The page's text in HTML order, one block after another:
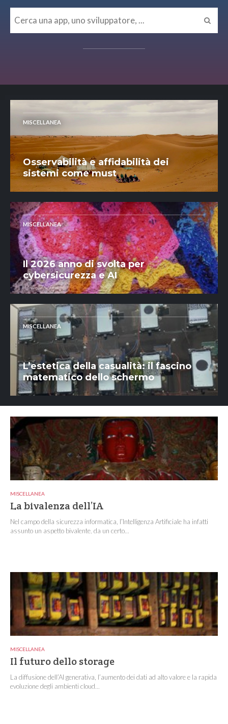
MISCELLANEA
Osservabilità e affidabilità dei
sistemi come must
MISCELLANEA
Il 2026 anno di svolta per
cybersicurezza e AI
MISCELLANEA
L’estetica della casualità: il fascino
matematico dello schermo
MISCELLANEA
La bivalenza dell’IA
Nel campo della sicurezza informatica, l’Intelligenza Artificiale ha infatti
assunto un aspetto bivalente, da un certo...
MISCELLANEA
Il futuro dello storage
La diffusione dell’AI generativa, l’aumento dei dati ad alto valore e la rapida
evoluzione degli ambienti cloud...